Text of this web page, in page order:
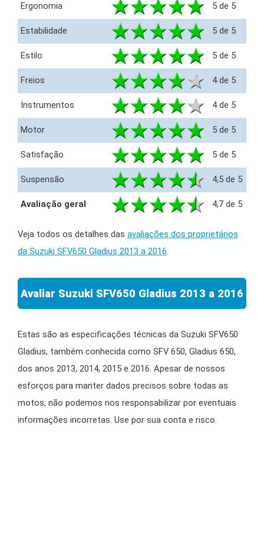
Ergonomia 5 de 5
Estabilidade 5 de 5
Estilo 5 de 5
Freios 4 de 5
Instrumentos 4 de 5
Motor 5 de 5
Satisfação 5 de 5
Suspensão 4,5 de 5
Avaliação geral 4,7 de 5
Veja todos os detalhes das avaliações dos proprietários
da Suzuki SFV650 Gladius 2013 a 2016.
Avaliar Suzuki SFV650 Gladius 2013 a 2016
Estas são as especificações técnicas da Suzuki SFV650
Gladius, também conhecida como SFV 650, Gladius 650,
dos anos 2013, 2014, 2015 e 2016. Apesar de nossos
esforços para manter dados precisos sobre todas as
motos, não podemos nos responsabilizar por eventuais
informações incorretas. Use por sua conta e risco.